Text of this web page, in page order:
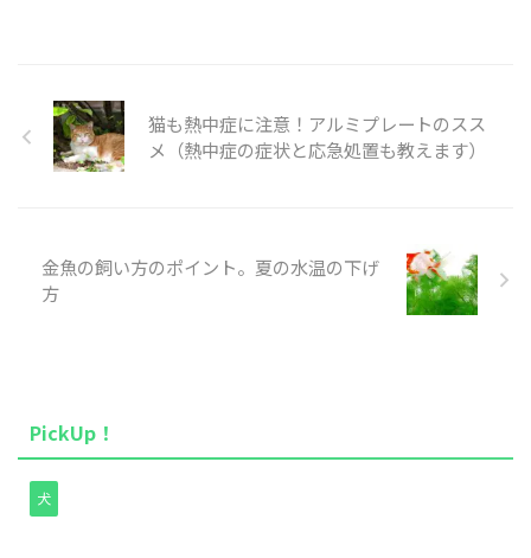
猫も熱中症に注意！アルミプレートのスス
メ（熱中症の症状と応急処置も教えます）
金魚の飼い方のポイント。夏の水温の下げ
方
PickUp！
犬